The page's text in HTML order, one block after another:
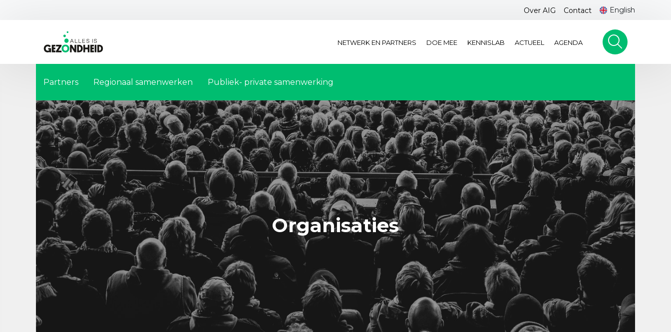
Over AIG Contact English
NETWERK EN PARTNERS DOE MEE KENNISLAB ACTUEEL AGENDA
Partners Regionaal samenwerken Publiek- private samenwerking
Organisaties